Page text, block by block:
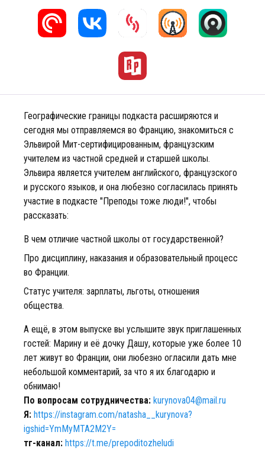
Географические границы подкаста расширяются и
сегодня мы отправляемся во Францию, знакомиться с
Эльвирой Мит-сертифицированным, французским
учителем из частной средней и старшей школы.
Эльвира является учителем английского, французского
и русского языков, и она любезно согласилась принять
участие в подкасте "Преподы тоже люди!", чтобы
рассказать:
В чем отличие частной школы от государственной?
Про дисциплину, наказания и образовательный процесс
во Франции.
Статус учителя: зарплаты, льготы, отношения
общества.
А ещё, в этом выпуске вы услышите звук приглашенных
гостей: Марину и её дочку Дашу, которые уже более 10
лет живут во Франции, они любезно огласили дать мне
небольшой комментарий, за что я их благодарю и
обнимаю!
По вопросам сотрудничества: kurynova04@mail.ru
Я: https://instagram.com/natasha__kurynova?
igshid=YmMyMTA2M2Y=
тг-канал: https://t.me/prepoditozheludi